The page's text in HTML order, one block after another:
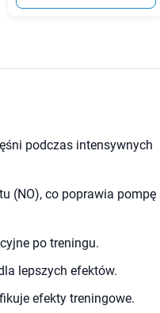
podczas intensywnych
(NO), co poprawia pompę
po treningu.
lepszych efektów.
efekty treningowe.